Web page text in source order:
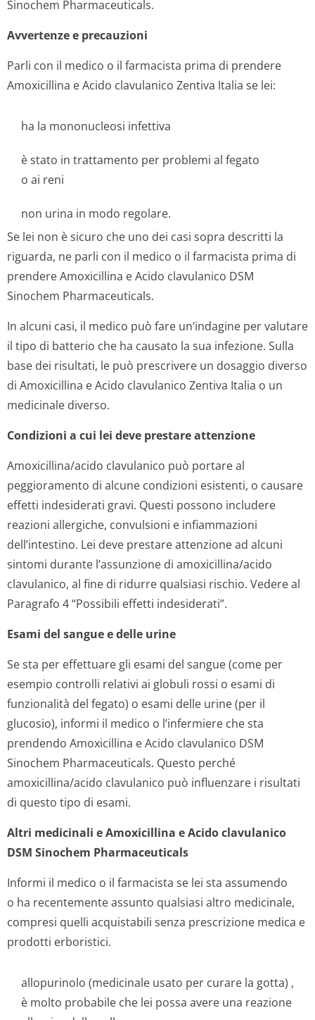
Sinochem Pharmaceuticals.
Avvertenze e precauzioni
Parli con il medico o il farmacista prima di prendere
Amoxicillina e Acido clavulanico Zentiva Italia se lei:
ha la mononucleosi infettiva
è stato in trattamento per problemi al fegato
o ai reni
non urina in modo regolare.
Se lei non è sicuro che uno dei casi sopra descritti la
riguarda, ne parli con il medico o il farmacista prima di
prendere Amoxicillina e Acido clavulanico DSM
Sinochem Pharmaceuticals.
In alcuni casi, il medico può fare un’indagine per valutare
il tipo di batterio che ha causato la sua infezione. Sulla
base dei risultati, le può prescrivere un dosaggio diverso
di Amoxicillina e Acido clavulanico Zentiva Italia o un
medicinale diverso.
Condizioni a cui lei deve prestare attenzione
Amoxicillina/acido clavulanico può portare al
peggioramento di alcune condizioni esistenti, o causare
effetti indesiderati gravi. Questi possono includere
reazioni allergiche, convulsioni e infiammazioni
dell’intestino. Lei deve prestare attenzione ad alcuni
sintomi durante l’assunzione di amoxicillina/acido
clavulanico, al fine di ridurre qualsiasi rischio. Vedere al
Paragrafo 4 “Possibili effetti indesiderati”.
Esami del sangue e delle urine
Se sta per effettuare gli esami del sangue (come per
esempio controlli relativi ai globuli rossi o esami di
funzionalità del fegato) o esami delle urine (per il
glucosio), informi il medico o l’infermiere che sta
prendendo Amoxicillina e Acido clavulanico DSM
Sinochem Pharmaceuticals. Questo perché
amoxicillina/acido clavulanico può influenzare i risultati
di questo tipo di esami.
Altri medicinali e Amoxicillina e Acido clavulanico
DSM Sinochem Pharmaceuticals
Informi il medico o il farmacista se lei sta assumendo
o ha recentemente assunto qualsiasi altro medicinale,
compresi quelli acquistabili senza prescrizione medica e
prodotti erboristici.
allopurinolo (medicinale usato per curare la gotta) ,
è molto probabile che lei possa avere una reazione